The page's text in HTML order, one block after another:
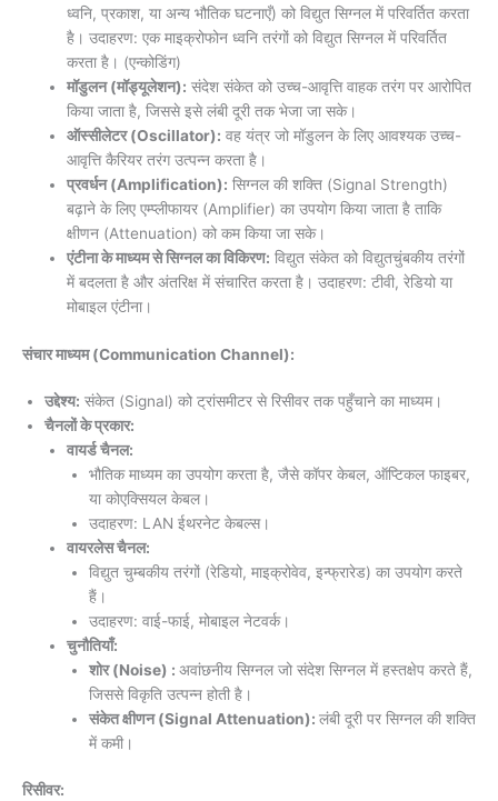
ध्वनि, प्रकाश, या अन्य भौतिक घटनाएँ) को विद्युत सिग्नल में परिवर्तित करता
है। उदाहरण: एक माइक्रोफोन ध्वनि तरंगों को विद्युत सिग्नल में परिवर्तित
करता है। (एन्कोडिंग)
मॉडुलन (मॉड्यूलेशन): संदेश संकेत को उच्च-आवृत्ति वाहक तरंग पर आरोपित
किया जाता है, जिससे इसे लंबी दूरी तक भेजा जा सके।
ऑस्सीलेटर (Oscillator): वह यंत्र जो मॉडुलन के लिए आवश्यक उच्च-
आवृत्ति कैरियर तरंग उत्पन्न करता है।
प्रवर्धन (Amplification): सिग्नल की शक्ति (Signal Strength)
बढ़ाने के लिए एम्प्लीफायर (Amplifier) का उपयोग किया जाता है ताकि
क्षीणन (Attenuation) को कम किया जा सके।
एंटीना के माध्यम से सिग्नल का विकिरण: विद्युत संकेत को विद्युतचुंबकीय तरंगों
में बदलता है और अंतरिक्ष में संचारित करता है। उदाहरण: टीवी, रेडियो या
मोबाइल एंटीना।
संचार माध्यम (Communication Channel):
उद्देश्य: संकेत (Signal) को ट्रांसमीटर से रिसीवर तक पहुँचाने का माध्यम।
चैनलों के प्रकार:
वायर्ड चैनल:
भौतिक माध्यम का उपयोग करता है, जैसे कॉपर केबल, ऑप्टिकल फाइबर,
या कोएक्सियल केबल।
उदाहरण: LAN ईथरनेट केबल्स।
वायरलेस चैनल:
विद्युत चुम्बकीय तरंगों (रेडियो, माइक्रोवेव, इन्फ्रारेड) का उपयोग करते
हैं।
उदाहरण: वाई-फाई, मोबाइल नेटवर्क।
चुनौतियाँ:
शोर (Noise) : अवांछनीय सिग्नल जो संदेश सिग्नल में हस्तक्षेप करते हैं,
जिससे विकृति उत्पन्न होती है।
संकेत क्षीणन (Signal Attenuation): लंबी दूरी पर सिग्नल की शक्ति
में कमी।
रिसीवर: